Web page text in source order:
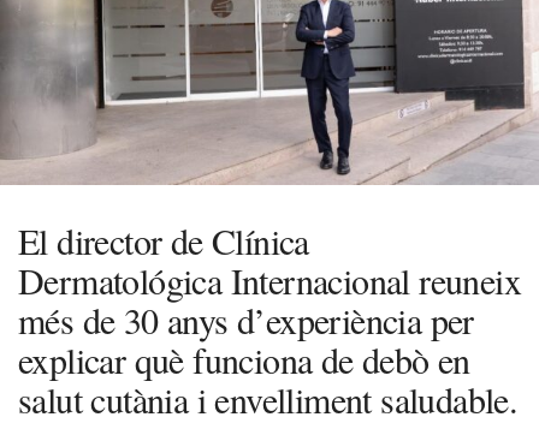
El director de Clínica
Dermatológica Internacional reuneix
més de 30 anys d’experiència per
explicar què funciona de debò en
salut cutània i envelliment saludable.